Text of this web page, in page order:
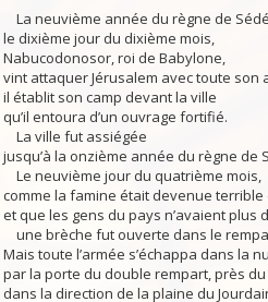
La neuvième année du règne de
le dixième jour du dixième mois,
Nabucodonosor, roi de Babylone,
vint attaquer Jérusalem avec toute son
il établit son camp devant la ville
qu’il entoura d’un ouvrage fortifié.
La ville fut assiégée
jusqu’à la onzième année du règne de
Le neuvième jour du quatrième mois,
comme la famine était devenue terrible
et que les gens du pays n’avaient plus
une brèche fut ouverte dans le
Mais toute l’armée s’échappa dans la
par la porte du double rempart, près
dans la direction de la plaine du